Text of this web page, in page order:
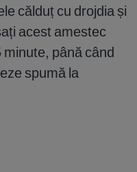
călduț cu drojdia și
acest amestec
până când
spumă la